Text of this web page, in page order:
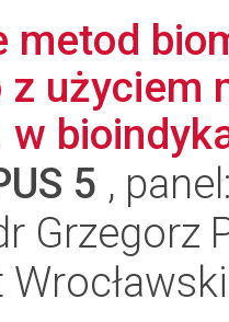
metod
z użyciem
5 ,
Grzegorz